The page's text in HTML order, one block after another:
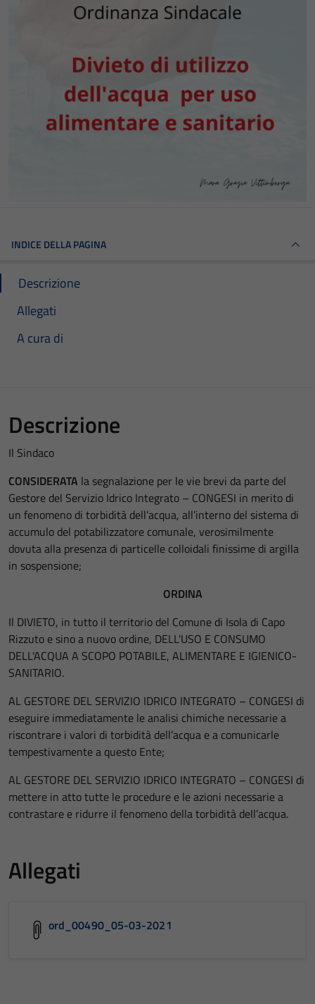
INDICE DELLA PAGINA
Descrizione
Allegati
A cura di
Descrizione
Il Sindaco
CONSIDERATA la segnalazione per le vie brevi da parte del
Gestore del Servizio Idrico Integrato – CONGESI in merito di
un fenomeno di torbidità dell’acqua, all’interno del sistema di
accumulo del potabilizzatore comunale, verosimilmente
dovuta alla presenza di particelle colloidali finissime di argilla
in sospensione;
ORDINA
Il DIVIETO, in tutto il territorio del Comune di Isola di Capo
Rizzuto e sino a nuovo ordine, DELL'USO E CONSUMO
DELL'ACQUA A SCOPO POTABILE, ALIMENTARE E IGIENICO-
SANITARIO.
AL GESTORE DEL SERVIZIO IDRICO INTEGRATO – CONGESI di
eseguire immediatamente le analisi chimiche necessarie a
riscontrare i valori di torbidità dell’acqua e a comunicarle
tempestivamente a questo Ente;
AL GESTORE DEL SERVIZIO IDRICO INTEGRATO – CONGESI di
mettere in atto tutte le procedure e le azioni necessarie a
contrastare e ridurre il fenomeno della torbidità dell’acqua.
Allegati
ord_00490_05-03-2021